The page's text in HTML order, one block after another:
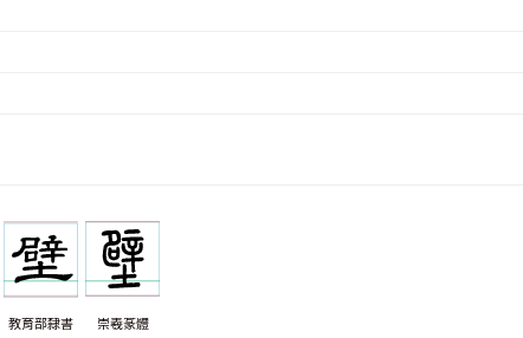
教育部隸書 崇羲篆體